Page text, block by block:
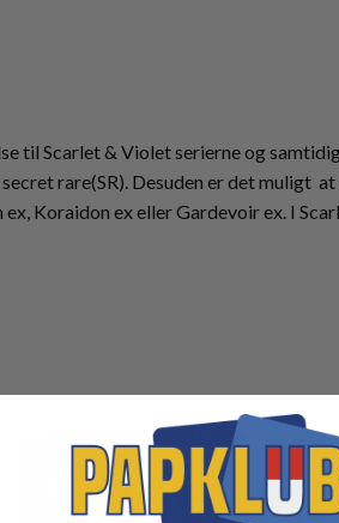
til Scarlet & Violet serierne og
rare(SR). Desuden er det muligt
Koraidon ex eller Gardevoir ex. I